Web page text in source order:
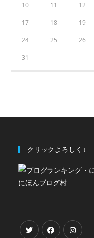
10 11 12
17 18 19
24 25 26
31
クリックよろしく↓
にほんブログ村